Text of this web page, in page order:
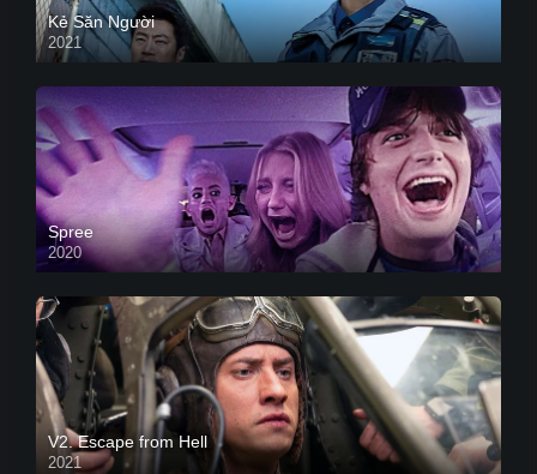
Kẻ Săn Người
2021
Spree
2020
V2. Escape from Hell
2021